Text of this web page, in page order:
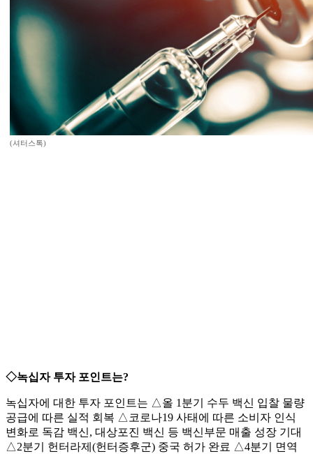
(셔터스톡)
◇녹십자 투자 포인트는?
녹십자에 대한 투자 포인트는 △올 1분기 수두 백신 입찰 물량
공급에 따른 실적 회복 △코로나19 사태에 따른 소비자 인식
변화로 독감 백신, 대상포진 백신 등 백신부문 매출 성장 기대
△2분기 헌터라제(헌터증후군) 중국 허가 완료 △4분기 면역